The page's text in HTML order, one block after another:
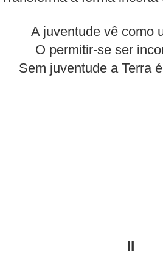
A juventude vê como
O permitir-se ser
Sem juventude a Terra
II